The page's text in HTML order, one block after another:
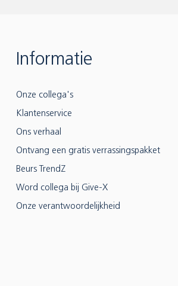
Informatie
Onze collega's
Klantenservice
Ons verhaal
Ontvang een gratis verrassingspakket
Beurs TrendZ
Word collega bij Give-X
Onze verantwoordelijkheid